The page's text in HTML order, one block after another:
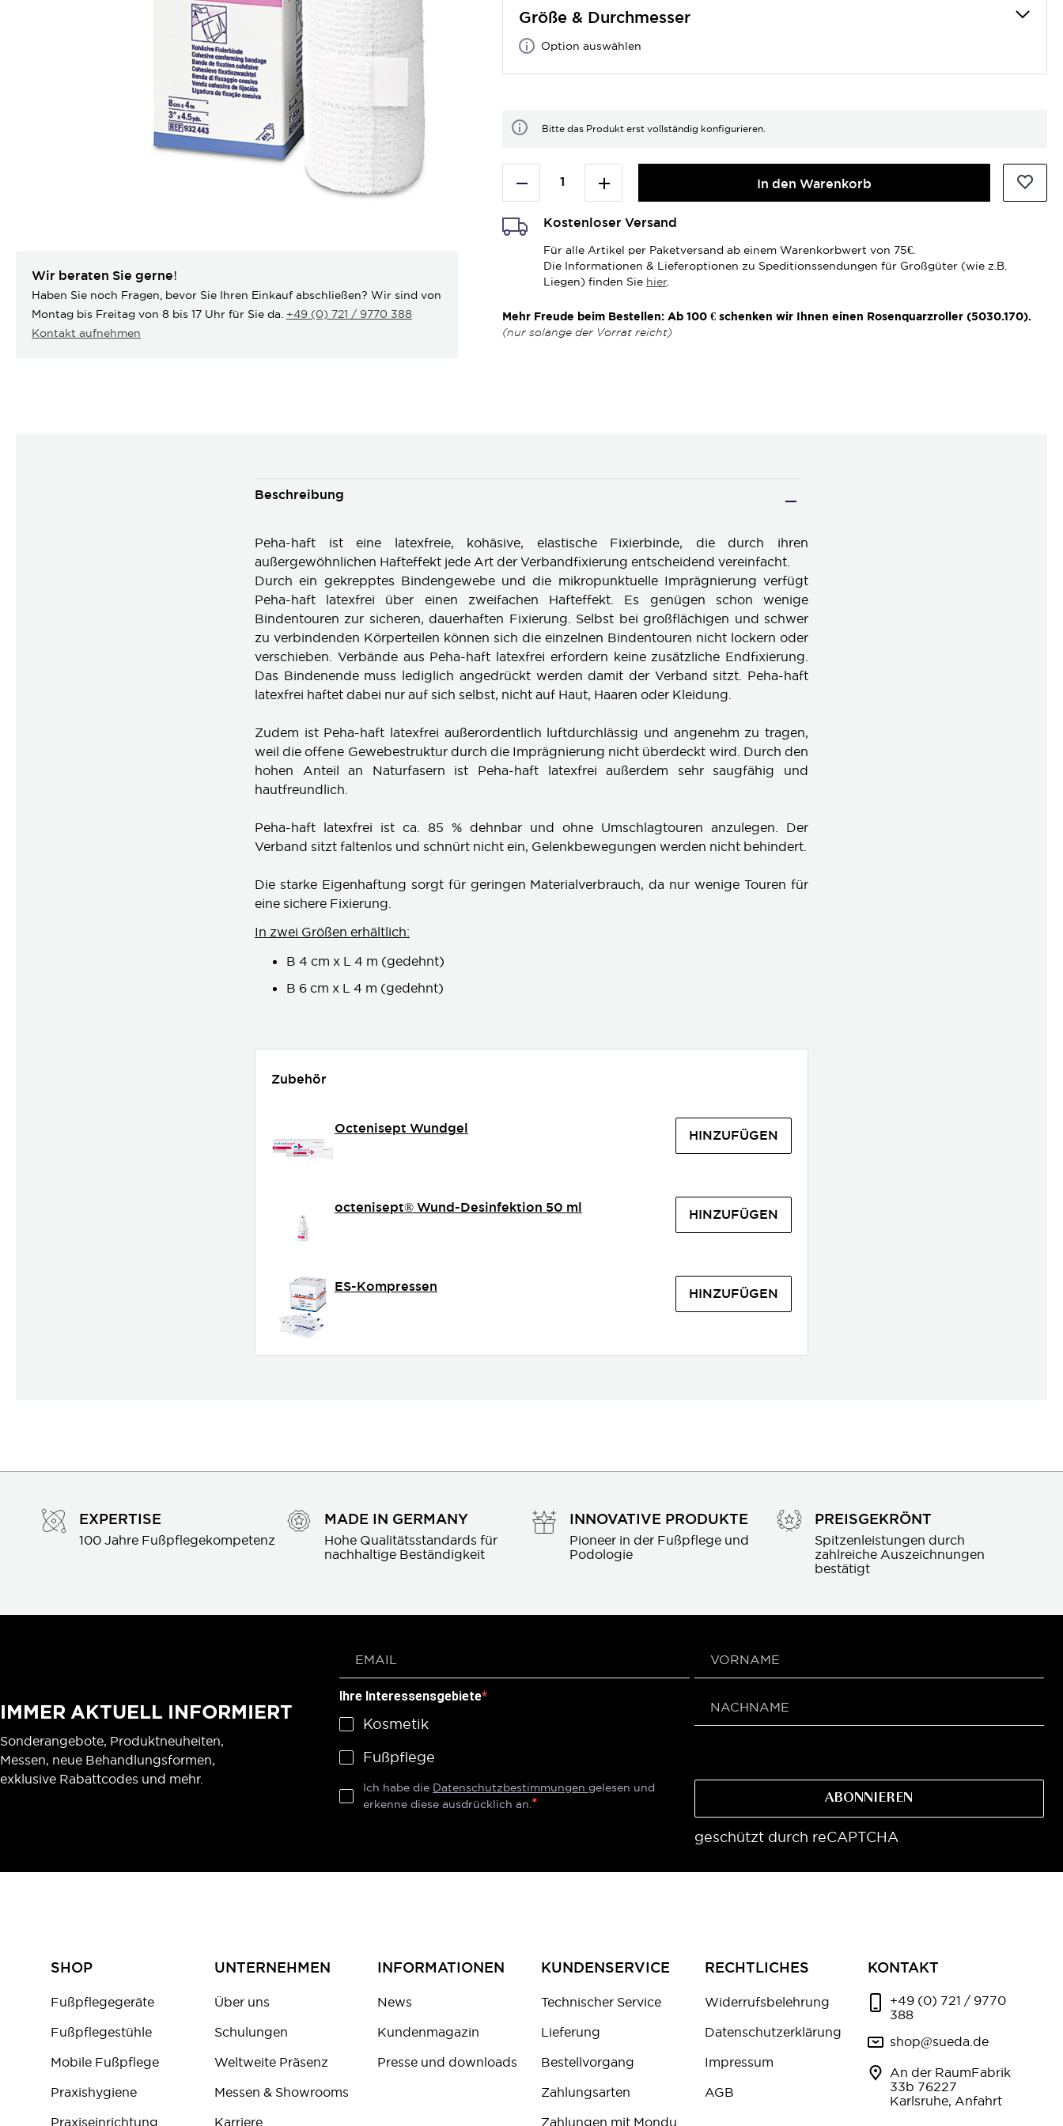
Wir beraten Sie gerne!
Haben Sie noch Fragen, bevor Sie Ihren Einkauf abschließen? Wir sind von
Montag bis Freitag von 8 bis 17 Uhr für Sie da. +49 (0) 721 / 9770 388
Kontakt aufnehmen
Größe & Durchmesser
Option auswählen
Bitte das Produkt erst vollständig konfigurieren.
In den Warenkorb
Kostenloser Versand
Für alle Artikel per Paketversand ab einem Warenkorbwert von 75€.
Die Informationen & Lieferoptionen zu Speditionssendungen für Großgüter (wie z.B.
Liegen) finden Sie hier.
Mehr Freude beim Bestellen: Ab 100 € schenken wir Ihnen einen Rosenquarzroller (5030.170).
(nur solange der Vorrat reicht)
Beschreibung
Peha-haft ist eine latexfreie, kohäsive, elastische Fixierbinde, die durch ihren
außergewöhnlichen Hafteffekt jede Art der Verbandfixierung entscheidend vereinfacht.
Durch ein gekrepptes Bindengewebe und die mikropunktuelle Imprägnierung verfügt
Peha-haft latexfrei über einen zweifachen Hafteffekt. Es genügen schon wenige
Bindentouren zur sicheren, dauerhaften Fixierung. Selbst bei großflächigen und schwer
zu verbindenden Körperteilen können sich die einzelnen Bindentouren nicht lockern oder
verschieben. Verbände aus Peha-haft latexfrei erfordern keine zusätzliche Endfixierung.
Das Bindenende muss lediglich angedrückt werden damit der Verband sitzt. Peha-haft
latexfrei haftet dabei nur auf sich selbst, nicht auf Haut, Haaren oder Kleidung.
Zudem ist Peha-haft latexfrei außerordentlich luftdurchlässig und angenehm zu tragen,
weil die offene Gewebestruktur durch die Imprägnierung nicht überdeckt wird. Durch den
hohen Anteil an Naturfasern ist Peha-haft latexfrei außerdem sehr saugfähig und
hautfreundlich.
Peha-haft latexfrei ist ca. 85 % dehnbar und ohne Umschlagtouren anzulegen. Der
Verband sitzt faltenlos und schnürt nicht ein, Gelenkbewegungen werden nicht behindert.
Die starke Eigenhaftung sorgt für geringen Materialverbrauch, da nur wenige Touren für
eine sichere Fixierung.
In zwei Größen erhältlich:
B 4 cm x L 4 m (gedehnt)
B 6 cm x L 4 m (gedehnt)
Zubehör
Octenisept Wundgel HINZUFÜGEN
octenisept® Wund-Desinfektion 50 ml HINZUFÜGEN
ES-Kompressen HINZUFÜGEN
EXPERTISE
100 Jahre Fußpflegekompetenz
MADE IN GERMANY
Hohe Qualitätsstandards für
nachhaltige Beständigkeit
INNOVATIVE PRODUKTE
Pioneer in der Fußpflege und
Podologie
PREISGEKRÖNT
Spitzenleistungen durch
zahlreiche Auszeichnungen
bestätigt
IMMER AKTUELL INFORMIERT
Sonderangebote, Produktneuheiten,
Messen, neue Behandlungsformen,
exklusive Rabattcodes und mehr.
Ihre Interessensgebiete
Kosmetik
Fußpflege
Ich habe die Datenschutzbestimmungengelesen und
erkenne diese ausdrücklich an.
ABONNIEREN
geschützt durch reCAPTCHA
SHOP
Fußpflegegeräte
Fußpflegestühle
Mobile Fußpflege
Praxishygiene
Praxiseinrichtung
UNTERNEHMEN
Über uns
Schulungen
Weltweite Präsenz
Messen & Showrooms
Karriere
INFORMATIONEN
News
Kundenmagazin
Presse und downloads
KUNDENSERVICE
Technischer Service
Lieferung
Bestellvorgang
Zahlungsarten
Zahlungen mit Mondu
RECHTLICHES
Widerrufsbelehrung
Datenschutzerklärung
Impressum
AGB
KONTAKT
+49 (0) 721 / 9770
388
shop@sueda.de
An der RaumFabrik
33b 76227
Karlsruhe, Anfahrt